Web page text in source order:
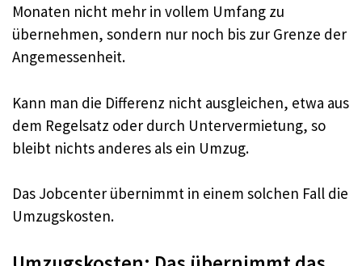
Monaten nicht mehr in vollem Umfang zu
übernehmen, sondern nur noch bis zur Grenze der
Angemessenheit.
Kann man die Differenz nicht ausgleichen, etwa aus
dem Regelsatz oder durch Untervermietung, so
bleibt nichts anderes als ein Umzug.
Das Jobcenter übernimmt in einem solchen Fall die
Umzugskosten.